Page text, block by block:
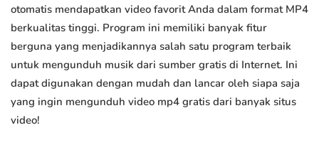
otomatis mendapatkan video favorit Anda dalam format MP4
berkualitas tinggi. Program ini memiliki banyak fitur
berguna yang menjadikannya salah satu program terbaik
untuk mengunduh musik dari sumber gratis di Internet. Ini
dapat digunakan dengan mudah dan lancar oleh siapa saja
yang ingin mengunduh video mp4 gratis dari banyak situs
video!